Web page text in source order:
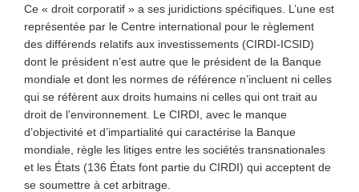
Ce « droit corporatif » a ses juridictions spécifiques. L’une est
représentée par le Centre international pour le règlement
des différends relatifs aux investissements (CIRDI-ICSID)
dont le président n’est autre que le président de la Banque
mondiale et dont les normes de référence n’incluent ni celles
qui se réfèrent aux droits humains ni celles qui ont trait au
droit de l’environnement. Le CIRDI, avec le manque
d’objectivité et d’impartialité qui caractérise la Banque
mondiale, règle les litiges entre les sociétés transnationales
et les États (136 États font partie du CIRDI) qui acceptent de
se soumettre à cet arbitrage.